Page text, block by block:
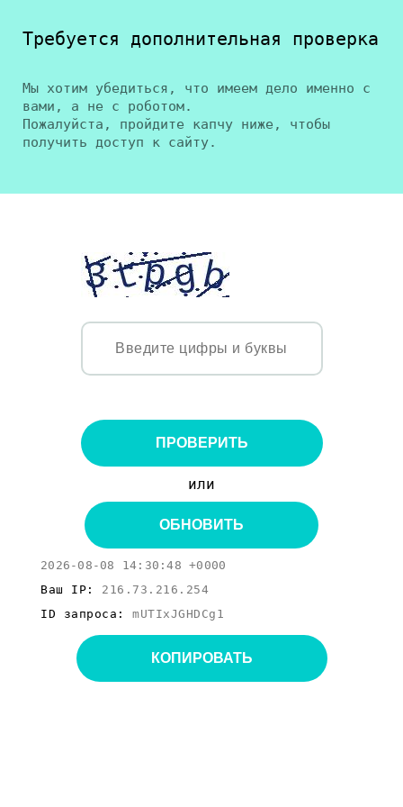
Требуется дополнительная проверка
Мы хотим убедиться, что имеем дело именно с
вами, а не с роботом.
Пожалуйста, пройдите капчу ниже, чтобы
получить доступ к сайту.
ПРОВЕРИТЬ
или
ОБНОВИТЬ
2026-08-08 14:30:48 +0000
Ваш IP: 216.73.216.254
ID запроса: mUTIxJGHDCg1
КОПИРОВАТЬ